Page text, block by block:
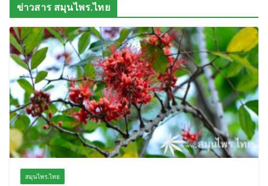
ข่าวสาร สมุนไพร.ไทย
สมุนไพร.ไทย